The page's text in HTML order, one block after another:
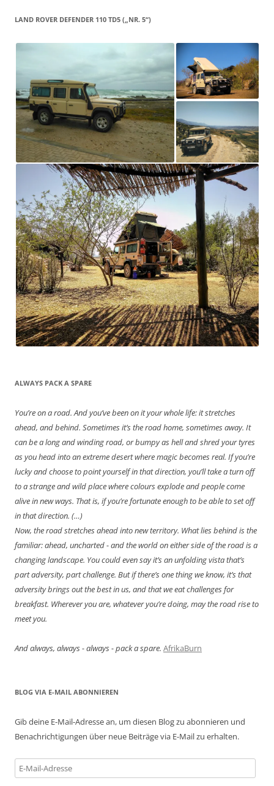
LAND ROVER DEFENDER 110 TD5 („NR. 5“)
ALWAYS PACK A SPARE
You’re on a road. And you’ve been on it your whole life: it stretches
ahead, and behind. Sometimes it’s the road home, sometimes away. It
can be a long and winding road, or bumpy as hell and shred your tyres
as you head into an extreme desert where magic becomes real. If you’re
lucky and choose to point yourself in that direction, you’ll take a turn off
to a strange and wild place where colours explode and people come
alive in new ways. That is, if you’re fortunate enough to be able to set off
in that direction. (…)
Now, the road stretches ahead into new territory. What lies behind is the
familiar: ahead, uncharted - and the world on either side of the road is a
changing landscape. You could even say it’s an unfolding vista that’s
part adversity, part challenge. But if there’s one thing we know, it’s that
adversity brings out the best in us, and that we eat challenges for
breakfast. Wherever you are, whatever you’re doing, may the road rise to
meet you.
And always, always - always - pack a spare. AfrikaBurn
BLOG VIA E-MAIL ABONNIEREN
Gib deine E-Mail-Adresse an, um diesen Blog zu abonnieren und
Benachrichtigungen über neue Beiträge via E-Mail zu erhalten.
E-
Mail-